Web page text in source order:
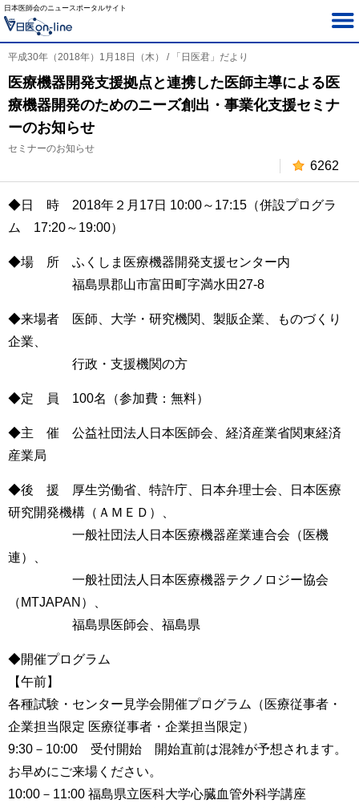
日本医師会のニュースポータルサイト
平成30年（2018年）1月18日（木） / 「日医君」だより
医療機器開発支援拠点と連携した医師主導による医
療機器開発のためのニーズ創出・事業化支援セミナ
ーのお知らせ
セミナーのお知らせ
6262
◆日 時 2018年２月17日 10:00～17:15（併設プログラ
ム 17:20～19:00）
◆場 所 ふくしま医療機器開発支援センター内
福島県郡山市富田町字満水田27-8
◆来場者 医師、大学・研究機関、製販企業、ものづくり
企業、
行政・支援機関の方
◆定 員 100名（参加費：無料）
◆主 催 公益社団法人日本医師会、経済産業省関東経済
産業局
◆後 援 厚生労働省、特許庁、日本弁理士会、日本医療
研究開発機構（ＡＭＥＤ）、
一般社団法人日本医療機器産業連合会（医機
連）、
一般社団法人日本医療機器テクノロジー協会
（MTJAPAN）、
福島県医師会、福島県
◆開催プログラム
【午前】
各種試験・センター見学会開催プログラム（医療従事者・
企業担当限定 医療従事者・企業担当限定）
9:30－10:00 受付開始 開始直前は混雑が予想されます。
お早めにご来場ください。
10:00－11:00 福島県立医科大学心臓血管外科学講座